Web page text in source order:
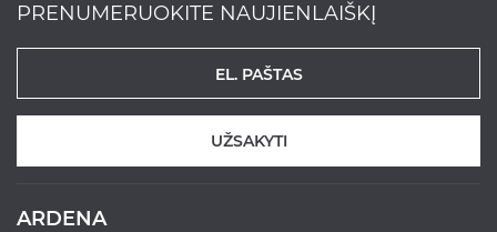
PRENUMERUOKITE NAUJIENLAIŠKĮ
UŽSAKYTI
ARDENA